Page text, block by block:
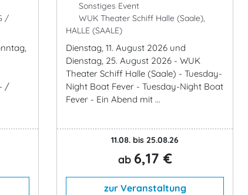
/
/
Sonstiges Event
WUK Theater Schiff Halle (Saale),
HALLE (SAALE)
Dienstag, 11. August 2026 und
Dienstag, 25. August 2026 - WUK
Theater Schiff Halle (Saale) - Tuesday-
Night Boat Fever - Tuesday-Night Boat
Fever - Ein Abend mit ...
11.08. bis 25.08.26
ab 6,17 €
zur Veranstaltung